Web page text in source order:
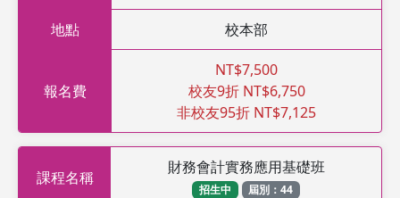
地點 校本部
報名費
NT$7,500
校友9折 NT$6,750
非校友95折 NT$7,125
課程名稱
財務會計實務應用基礎班
招生中 屆別：44